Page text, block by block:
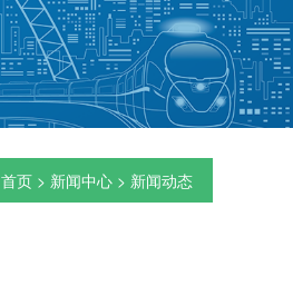
首页 > 新闻中心 > 新闻动态